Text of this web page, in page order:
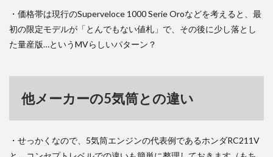
・価格帯は現行のSuperveloce 1000 Serie Oroなどを考えると、最
初の限定モデルが「とんでもない値札」で、その後に少し落とし
た量産版…というMVらしいパターン？
他メーカーの5気筒との違い
・せっかくなので、5気筒エンジンの代表例であるホンダRC211V